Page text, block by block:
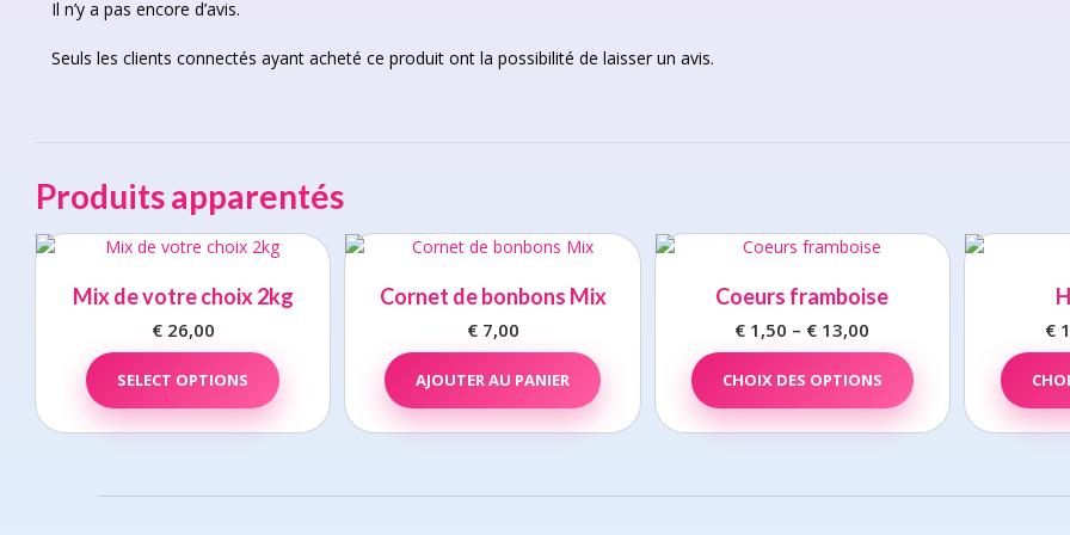
Il n’y a pas encore d’avis.
Seuls les clients connectés ayant acheté ce produit ont la possibilité de laisser un avis.
Produits apparentés
Mix de votre choix 2kg
€26,00
SELECT OPTIONS
Cornet de bonbons Mix
€7,00
AJOUTER AU PANIER
Coeurs framboise
€ 1,50 – € 13,00
range:
€ 1,50
through
€ 13,00
CHOIX DES OPTIONS
product
multiple
€